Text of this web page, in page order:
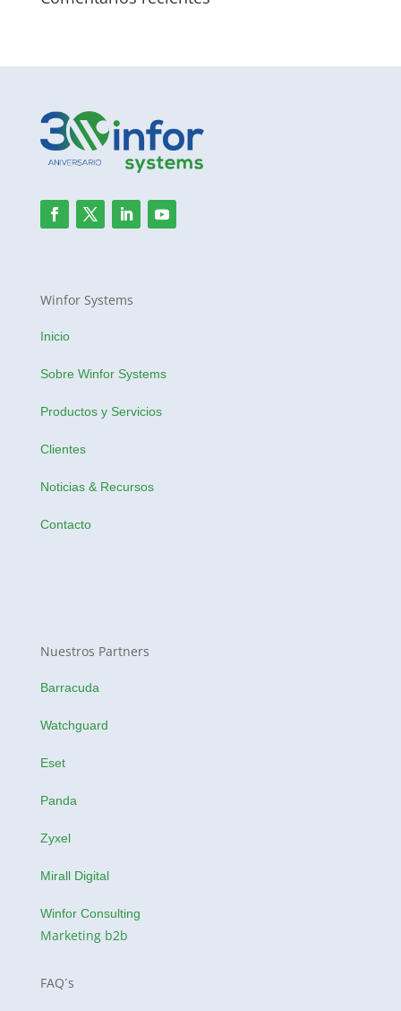
Winfor Systems
Inicio
Sobre Winfor Systems
Productos y Servicios
Clientes
Noticias & Recursos
Contacto
Nuestros Partners
Barracuda
Watchguard
Eset
Panda
Zyxel
Mirall Digital
Winfor Consulting
Marketing b2b
FAQ´s